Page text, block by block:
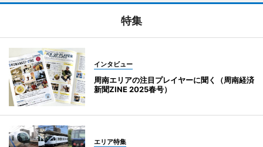
特集
インタビュー
周南エリアの注目プレイヤーに聞く（周南経済
新聞ZINE 2025春号）
エリア特集